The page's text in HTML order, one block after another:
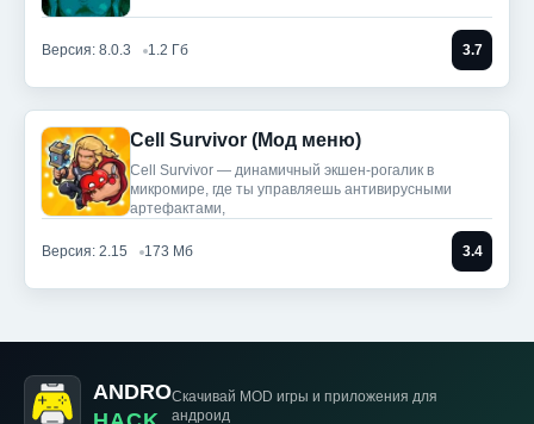
Версия: 8.0.3 1.2 Гб 3.7
Cell Survivor (Мод меню)
Cell Survivor — динамичный экшен-рогалик в
микромире, где ты управляешь антивирусными
артефактами,
Версия: 2.15 173 Мб 3.4
ANDROСкачивай MOD игры и приложения для
андроид